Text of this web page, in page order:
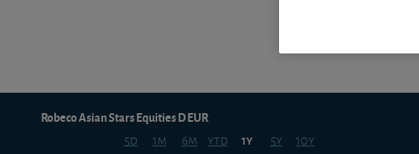
5d 1m 6m ytd 1y 5y 10y
Robeco Asian Stars Equities D EUR